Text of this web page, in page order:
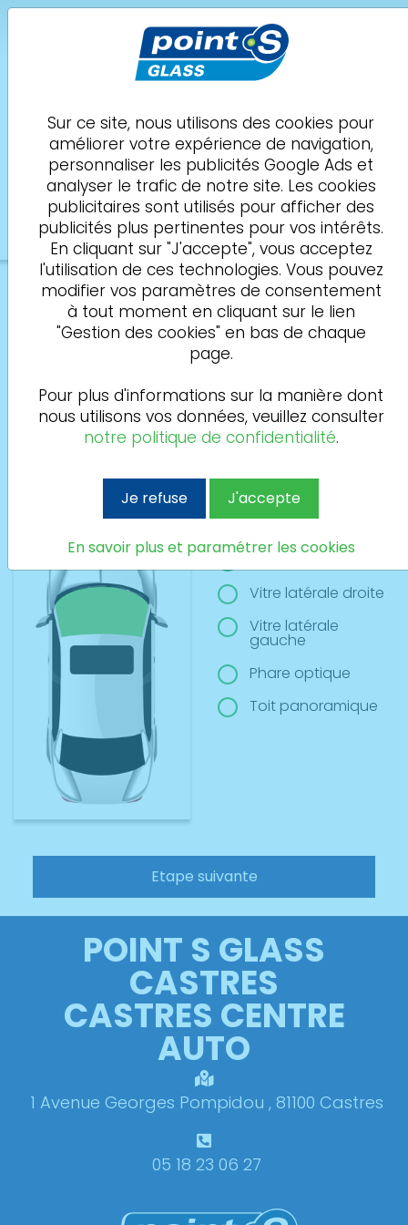
CASTRES CENTRE AUTO
05 18 23 06 27 Demande de
rendez-vous
1
Impact
2
Assurance
3
Rdv
4
Infos
5
Sur quelle vitre porte
l’intervention souhaitée ?
Si vous avez plusieurs sinitres à déclarer merci de
l’indiquer dans la case informations commentaires de la
Vitre latérale droite
Vitre latérale
gauche
Phare optique
Toit panoramique
Etape suivante
POINT S GLASS
CASTRES
CASTRES CENTRE
AUTO
1 Avenue Georges Pompidou , 81100 Castres
05 18 23 06 27
Sur ce site, nous utilisons des cookies pour
améliorer votre expérience de navigation,
personnaliser les publicités Google Ads et
analyser le trafic de notre site. Les cookies
publicitaires sont utilisés pour afficher des
publicités plus pertinentes pour vos intérêts.
En cliquant sur "J'accepte", vous acceptez
l'utilisation de ces technologies. Vous pouvez
modifier vos paramètres de consentement
à tout moment en cliquant sur le lien
"Gestion des cookies" en bas de chaque
page.
Pour plus d'informations sur la manière dont
nous utilisons vos données, veuillez consulter
notre politique de confidentialité.
Je refuse J'accepte
En savoir plus et paramétrer les cookies